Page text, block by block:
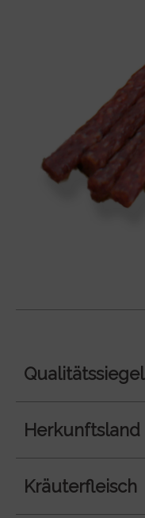
Qualitätssiegel
Herkunftsland
Kräuterfleisch